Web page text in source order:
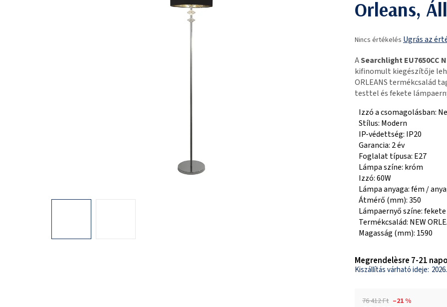
Orleans,
termék
értékelése
5-
ből
0,0
csillag.
Nincs értékelés Ugrás az
ASearchlight EU7650CC
kifinomult kiegészítője
ORLEANS termékcsalád
testtel és fekete
Izzó a csomagolásban:
Stílus: Modern
IP-védettség: IP20
Garancia: 2 év
Foglalat típusa: E27
Lámpa színe: króm
Izzó: 60W
Lámpa anyaga: fém /
Átmérő (mm): 350
Lámpaernyő színe: fekete
Termékcsalád: NEW
Magasság (mm): 1590
Megrendelèsre 7-21
76 412 Ft –21 %